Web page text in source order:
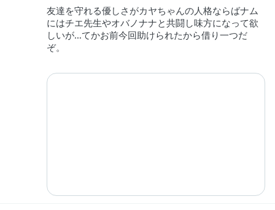
友達を守れる優しさがカヤちゃんの人格ならばナム
にはチエ先生やオバノナナと共闘し味方になって欲
しいが…てかお前今回助けられたから借り一つだ
ぞ。